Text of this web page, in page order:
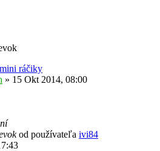
ráčiky
» 15 Okt 2014, 08:00
od používateľa ivi84